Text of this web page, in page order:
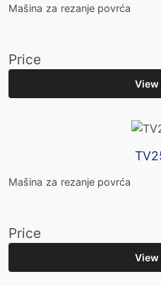
Mašina za rezanje povrća
Price
View
Mašina za rezanje povrća
Price
View